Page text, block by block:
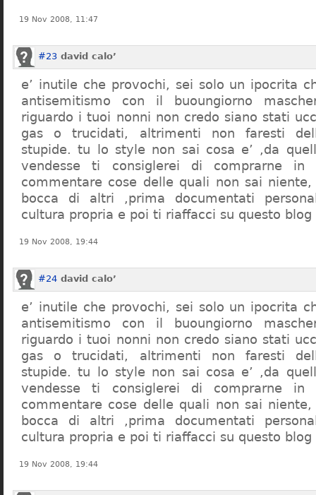
19 Nov 2008, 11:47
#23 david calo’
e’ inutile che provochi, sei solo un ipocrita
antisemitismo con il buoungiorno
riguardo i tuoi nonni non credo siano stati
gas o trucidati, altrimenti non faresti
stupide. tu lo style non sai cosa e’ ,da
vendesse ti consiglerei di comprarne in
commentare cose delle quali non sai
bocca di altri ,prima documentati
cultura propria e poi ti riaffacci su questo blog
19 Nov 2008, 19:44
#24 david calo’
e’ inutile che provochi, sei solo un ipocrita
antisemitismo con il buoungiorno
riguardo i tuoi nonni non credo siano stati
gas o trucidati, altrimenti non faresti
stupide. tu lo style non sai cosa e’ ,da
vendesse ti consiglerei di comprarne in
commentare cose delle quali non sai
bocca di altri ,prima documentati
cultura propria e poi ti riaffacci su questo blog
19 Nov 2008, 19:44